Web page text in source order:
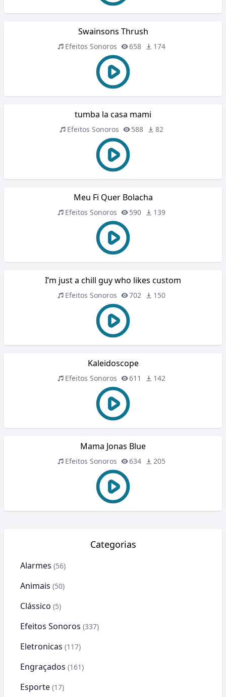
Swainsons Thrush
Efeitos Sonoros 658 174
tumba la casa mami
Efeitos Sonoros 588 82
Meu Fi Quer Bolacha
Efeitos Sonoros 590 139
I’m just a chill guy who likes custom
Efeitos Sonoros 702 150
Kaleidoscope
Efeitos Sonoros 611 142
Mama Jonas Blue
Efeitos Sonoros 634 205
Categorias
Alarmes (56)
Animais (50)
Clássico (5)
Efeitos Sonoros (337)
Eletronicas (117)
Engraçados (161)
Esporte (17)